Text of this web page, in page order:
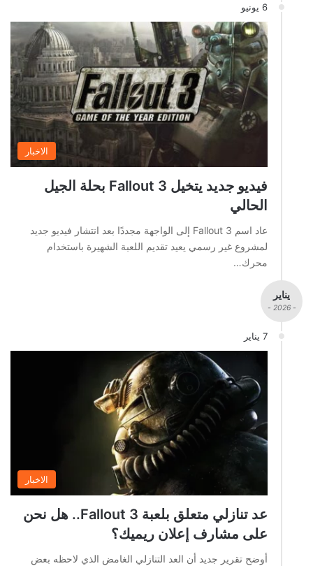
6 يونيو
الاخبار
فيديو جديد يتخيل Fallout 3 بحلة الجيل
الحالي
عاد اسم Fallout 3 إلى الواجهة مجددًا بعد انتشار فيديو جديد
لمشروع غير رسمي يعيد تقديم اللعبة الشهيرة باستخدام
محرك…
يناير
- 2026 -
7 يناير
الاخبار
عد تنازلي متعلق بلعبة Fallout 3.. هل نحن
على مشارف إعلان ريميك؟
أوضح تقرير جديد أن العد التنازلي الغامض الذي لاحظه بعض